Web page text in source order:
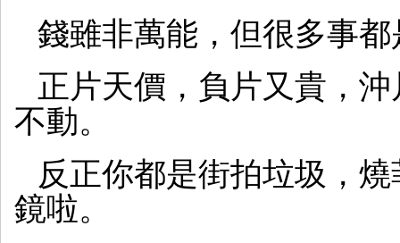
錢雖非萬能，但很多事
正片天價，負片又貴，
不動。
反正你都是街拍垃圾，
鏡啦。